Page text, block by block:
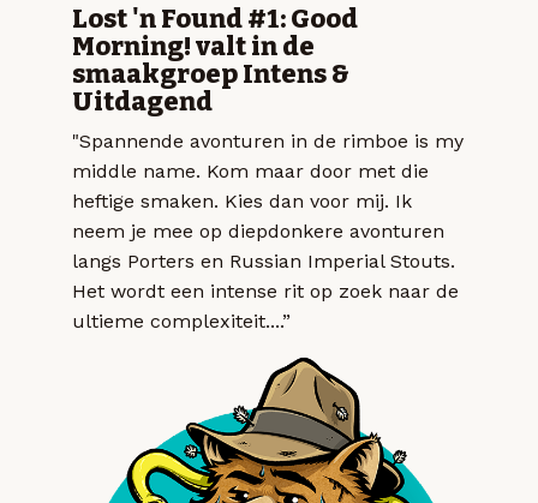
Lost 'n Found #1: Good
Morning! valt in de
smaakgroep Intens &
Uitdagend
"Spannende avonturen in de rimboe is my
middle name. Kom maar door met die
heftige smaken. Kies dan voor mij. Ik
neem je mee op diepdonkere avonturen
langs Porters en Russian Imperial Stouts.
Het wordt een intense rit op zoek naar de
ultieme complexiteit....”